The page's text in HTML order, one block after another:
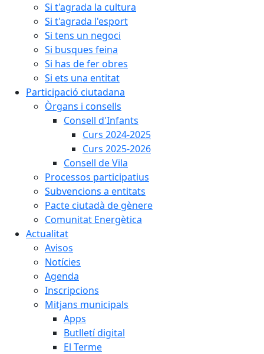
Si t'agrada la cultura
Si t'agrada l'esport
Si tens un negoci
Si busques feina
Si has de fer obres
Si ets una entitat
Participació ciutadana
Òrgans i consells
Consell d'Infants
Curs 2024-2025
Curs 2025-2026
Consell de Vila
Processos participatius
Subvencions a entitats
Pacte ciutadà de gènere
Comunitat Energètica
Actualitat
Avisos
Notícies
Agenda
Inscripcions
Mitjans municipals
Apps
Butlletí digital
El Terme